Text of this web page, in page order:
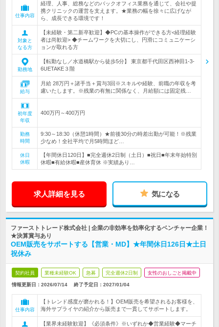
仕事内容
経理、人事、総務などのバックオフィス業務を通じて、会社や提
携クリニックの運営を支えます。★業務の幅を徐々に広げなが
ら、成長できる環境です！
対象と
なる方
【未経験・第二新卒歓迎】◆PCの基本操作ができる方<経理経験
者は尚歓迎> ◆チームワークを大切にし、円滑にコミュニケーシ
ョンが取れる方
勤務地
【転勤なし／水道橋駅から徒歩5分】 東京都千代田区西神田1-3-
6UETAKE３階
給与
月給 28万円＋諸手当＋賞与3回※スキルや経験、前職の年収を考
慮いたします。※残業の有無に関係なく、月給額には固定残…
初年度
年収
400万円～400万円
勤務
時間
9:30～18:30（休憩1時間）★前後30分の時差出勤が可能！※残業
少なめ！全社平均で月5時間ほど…
休日
休暇
【年間休日120日】■完全週休2日制（土日）■祝日■年末年始特別
休暇■有給休暇■産休育休 ※実績あり…
求人詳細を見る 気になる
ファーストトレード株式会社 | 企業の非効率を効率化するベンチャー企業！
★決算賞与あり
OEM販売をサポートする【営業・MD】★年間休日126日★土日
祝休み
契約社員 業種未経験OK 急募 完全週休2日制 女性のおしごと掲載中
情報更新日：2026/07/14 終了予定日： 2027/01/04
仕事内容
【トレンド感度が磨かれる！】OEM販売を希望されるお客様を、
海外サプライヤの紹介から販売まで一貫してサポートします。
【業界未経験歓迎】《必須条件》※いずれか◆営業経験◆マーチ